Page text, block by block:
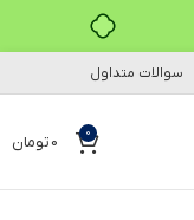
سوالات متداول
0
0تومان